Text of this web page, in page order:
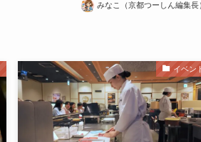
みなこ（京都つーしん編集長
イベン